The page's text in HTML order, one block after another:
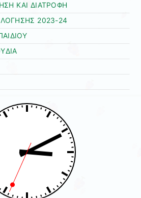
ΚΑΙ ΔΙΑΤΡΟΦΗ
2023-24